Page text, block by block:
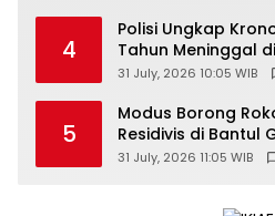
4
Polisi Ungkap
Tahun Meninggal
31 July, 2026 10:05 WIB
5
Modus Borong
Residivis di Bantul
Warung Senilai Rp
31 July, 2026 11:05 WIB